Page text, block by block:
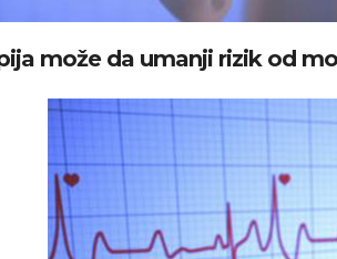
može da umanji rizik od